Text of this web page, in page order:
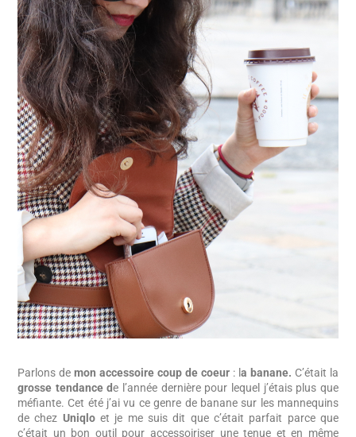
Parlons de mon accessoire coup de coeur : l a banane. C’était la
grosse tendance de l’année dernière pour lequel j’étais plus que
méfiante. Cet été j’ai vu ce genre de banane sur les mannequins
de chez Uniqloet je me suis dit que c’était parfait parce que
c’était un bon outil pour accessoiriser une tenue et en même